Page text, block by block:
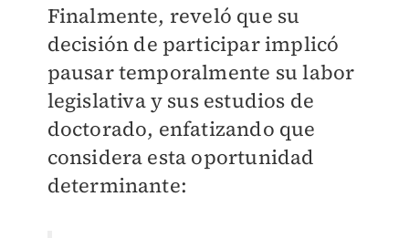
Finalmente, reveló que su
decisión de participar implicó
pausar temporalmente su labor
legislativa y sus estudios de
doctorado, enfatizando que
considera esta oportunidad
determinante: